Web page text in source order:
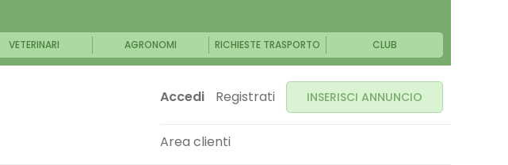
VETERINARI AGRONOMI RICHIESTE TRASPORTO CLUB
Accedi Registrati INSERISCI ANNUNCIO
Area clienti